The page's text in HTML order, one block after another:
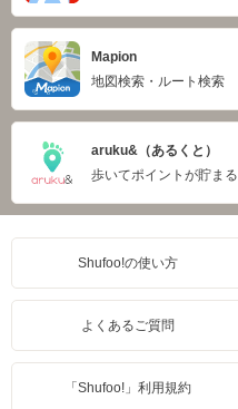
Mapion
地図検索・ルート検索
aruku&（あるくと）
歩いてポイントが貯まる
Shufoo!の使い方
よくあるご質問
「Shufoo!」利用規約